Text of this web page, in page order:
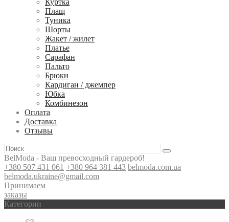
Куртка
Плащ
Туника
Шорты
Жакет / жилет
Платье
Сарафан
Пальто
Брюки
Кардиган / джемпер
Юбка
Комбинезон
Оплата
Доставка
Отзывы
BelModa - Ваш превосходный гардероб!
+380 507 431 061 +380 964 381 443 belmoda.com.ua
belmoda.ukraine@gmail.com
Принимаем
заказы
Категории